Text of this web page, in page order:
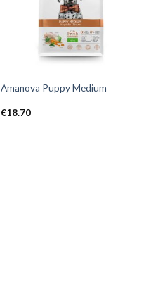
Amanova Puppy Medium
€18.70